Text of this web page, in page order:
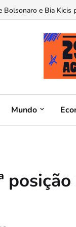
do INAS: Brasília
Mundo